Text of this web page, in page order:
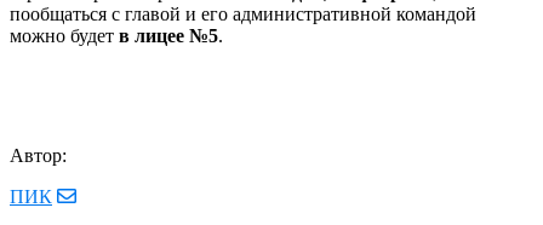
пообщаться с главой и его административной командой
можно будет в лицее №5.
Автор:
ПИК